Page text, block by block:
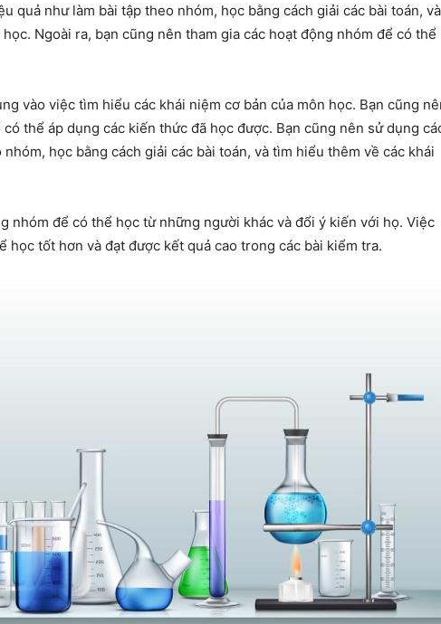
quả như làm bài tập theo nhóm, học bằng cách giải các bài toán, và
Ngoài ra, bạn cũng nên tham gia các hoạt động nhóm để có thể
vào việc tìm hiểu các khái niệm cơ bản của môn học. Bạn cũng
thể áp dụng các kiến thức đã học được. Bạn cũng nên sử dụng
học bằng cách giải các bài toán, và tìm hiểu thêm về các khái
nhóm để có thể học từ những người khác và đổi ý kiến với họ. Việc
học tốt hơn và đạt được kết quả cao trong các bài kiểm tra.